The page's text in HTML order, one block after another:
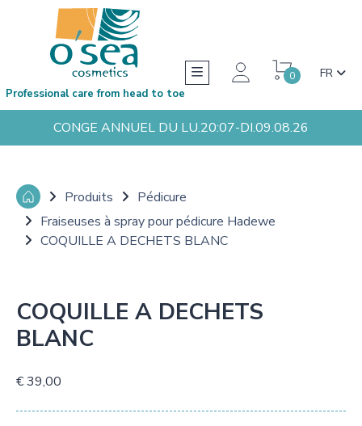
0 FR
Professional care from head to toe
CONGE ANNUEL DU LU.20:07-DI.09.08.26
Produits
Pédicure
Fraiseuses à spray pour pédicure Hadewe
COQUILLE A DECHETS BLANC
COQUILLE A DECHETS
BLANC
€ 39,00